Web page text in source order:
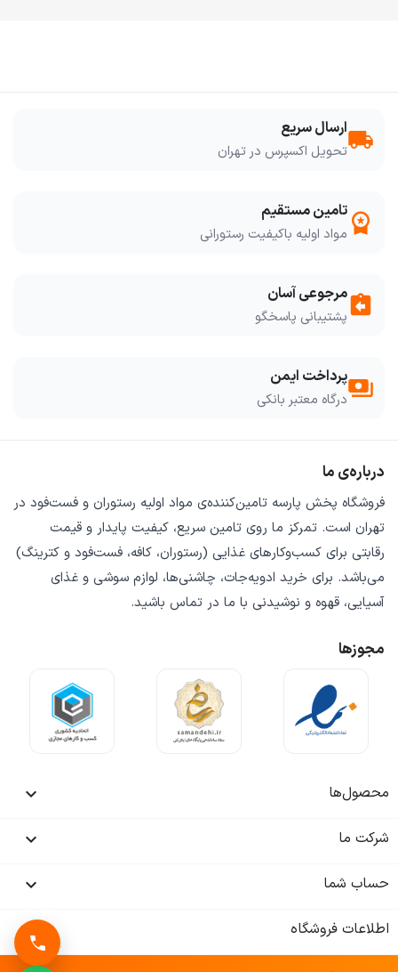
local_shippingارسال سریع
تحویل اکسپرس در تهران
workspace_premium تامین مستقیم
مواد اولیه باکیفیت رستورانی
assignment_returnمرجوعی آسان
پشتیبانی پاسخگو
paymentsپرداخت ایمن
درگاه معتبر بانکی
درباره‌ی ما
فروشگاه پخش پارسه تامین‌کننده‌ی مواد اولیه رستوران و فست‌فود در
تهران است. تمرکز ما روی تامین سریع، کیفیت پایدار و قیمت
رقابتی برای کسب‌وکارهای غذایی (رستوران، کافه، فست‌فود و کترینگ)
می‌باشد. برای خرید ادویه‌جات، چاشنی‌ها، لوازم سوشی و غذای
آسیایی، قهوه و نوشیدنی با ما در تماس باشید.
مجوزها
محصول‌ها 
شرکت ما 
حساب شما 
اطلاعات فروشگاه keyboard_arrow_down